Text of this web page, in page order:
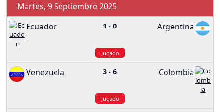
Martes, 9 Septiembre 2025
Ecuador
1 -0 Argentina
Jugado
Venezuela 3 -6 Colombia
Jugado